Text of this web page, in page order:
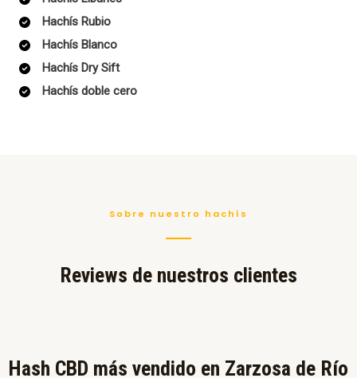
Hachís Rubio
Hachís Blanco
Hachís Dry Sift
Hachís doble cero
Sobre nuestro hachís
Reviews de nuestros clientes
Hash CBD más vendido en Zarzosa de Río